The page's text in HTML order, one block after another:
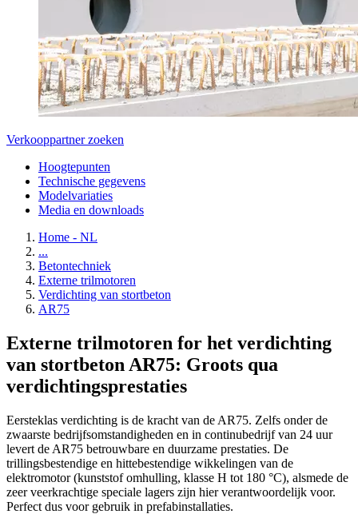
Verkooppartner zoeken
Hoogtepunten
Technische gegevens
Modelvariaties
Media en downloads
Home - NL
...
Betontechniek
Externe trilmotoren
Verdichting van stortbeton
AR75
Externe trilmotoren for het verdichting
van stortbeton AR75: Groots qua
verdichtingsprestaties
Eersteklas verdichting is de kracht van de AR75. Zelfs onder de
zwaarste bedrijfsomstandigheden en in continubedrijf van 24 uur
levert de AR75 betrouwbare en duurzame prestaties. De
trillingsbestendige en hittebestendige wikkelingen van de
elektromotor (kunststof omhulling, klasse H tot 180 °C), alsmede de
zeer veerkrachtige speciale lagers zijn hier verantwoordelijk voor.
Perfect dus voor gebruik in prefabinstallaties.